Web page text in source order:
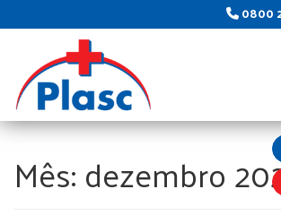
0800
Mês:dezembro